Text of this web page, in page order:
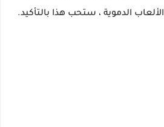
الدموية ، ستحب هذا بالتأكيد.